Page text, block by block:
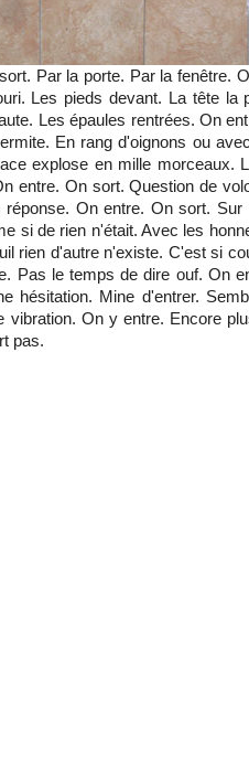
Par la porte. Par la fenêtre.
Les pieds devant. La tête la
Les épaules rentrées. On
En rang d'oignons ou
explose en mille morceaux.
entre. On sort. Question de
réponse. On entre. On sort. Sur
si de rien n'était. Avec les
rien d'autre n'existe. C'est si
Pas le temps de dire ouf. On
hésitation. Mine d'entrer.
vibration. On y entre. Encore
pas.